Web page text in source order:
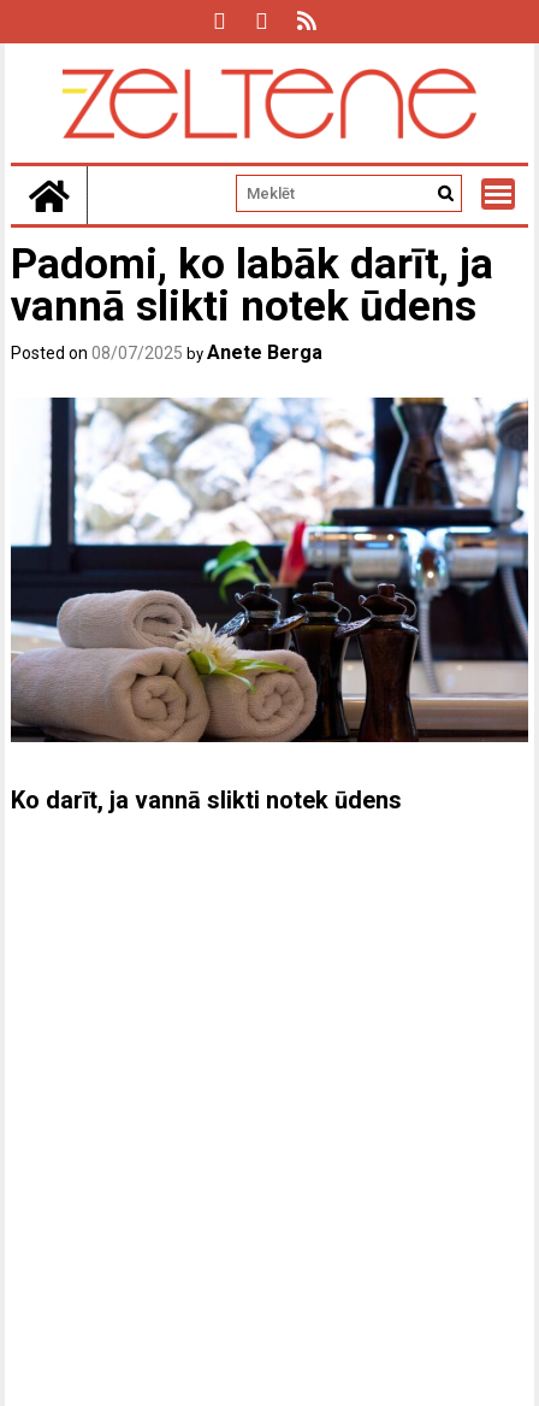
Padomi, ko labāk darīt, ja
vannā slikti notek ūdens
Posted on08/07/2025 byAnete Berga
Ko darīt, ja vannā slikti notek ūdens